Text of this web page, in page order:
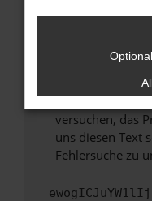
führen, dass
Wende dich
Wenn du alle
hast,
versuchen, das
uns diesen Text
Fehlersuche zu